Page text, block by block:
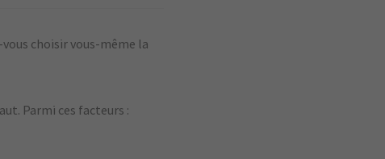
choisir vous-même la
Parmi ces facteurs :